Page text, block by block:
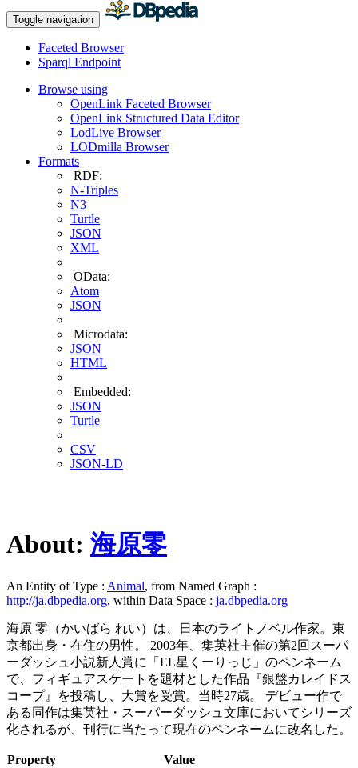
Toggle navigation
Faceted Browser
Sparql Endpoint
Browse using
OpenLink Faceted Browser
OpenLink Structured Data Editor
LodLive Browser
LODmilla Browser
Formats
RDF:
N-Triples
N3
Turtle
JSON
XML
OData:
Atom
JSON
Microdata:
JSON
HTML
Embedded:
JSON
Turtle
CSV
JSON-LD
About: 海原零
An Entity of Type : Animal, from Named Graph :
http://ja.dbpedia.org, within Data Space : ja.dbpedia.org
海原 零（かいばら れい）は、日本のライトノベル作家。東
京都出身・在住の男性。 2003年、集英社主催の第2回スーパ
ーダッシュ小説新人賞に「EL星くーりっじ」のペンネーム
で、フィギュアスケートを題材とした作品『銀盤カレイドス
コープ』を投稿し、大賞を受賞。当時27歳。 デビュー作で
ある同作は集英社・スーパーダッシュ文庫においてシリーズ
化されるが、刊行に当たって現在のペンネームに改名した。
Property Value